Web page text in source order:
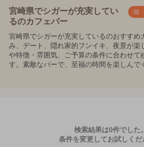
宮崎県でシガーが充実してい
るのカフェバー
宮崎県でシガーが充実しているのおすすめ
み、デート、隠れ家的フンイキ、夜景が楽
や特徴・雰囲気、ご予算の条件に合わせて
す。素敵なバーで、至福の時間を楽しんで
検索結果は0件でした。
条件を変更してお試しくだ